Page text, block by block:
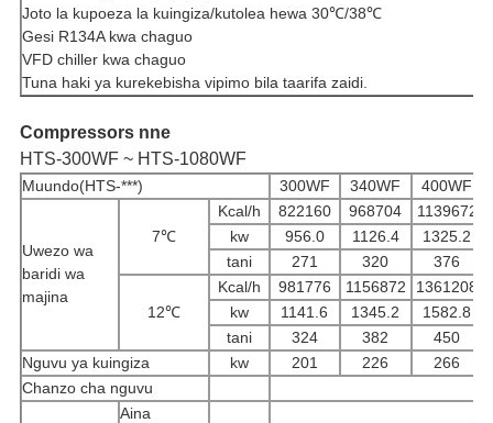
Joto la kupoeza la kuingiza/kutolea hewa 30℃/38℃
Gesi R134A kwa chaguo
VFD chiller kwa chaguo
Tuna haki ya kurekebisha vipimo bila taarifa zaidi.
Compressors nne
HTS-300WF ~ HTS-1080WF
Muundo(HTS-***) 300WF 340WF 400WF
Uwezo wa
baridi wa
majina
7℃
Kcal/h 822160 968704 1139672
kw
956.0 1126.4
1325.2
tani
271 320 376
12℃
Kcal/h 981776 1156872 1361208
kw
1141.6 1345.2
1582.8
tani
324 382
450
Nguvu ya kuingiza
kw 201 226
266
Chanzo cha nguvu
Aina